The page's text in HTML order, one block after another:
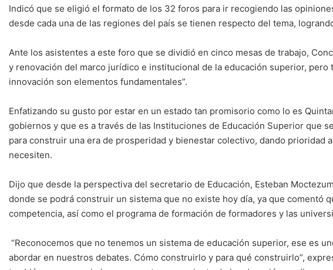
Indicó que se eligió el formato de los 32 foros para ir recogiendo las
desde cada una de las regiones del país se tienen respecto del tema,
Ante los asistentes a este foro que se dividió en cinco mesas de trabajo,
y renovación del marco jurídico e institucional de la educación superior, pero
innovación son elementos fundamentales”.
Enfatizando su gusto por estar en un estado tan promisorio como lo es
gobiernos y que es a través de las Instituciones de Educación Superior que
para construir una era de prosperidad y bienestar colectivo, dando prioridad
necesiten.
Dijo que desde la perspectiva del secretario de Educación, Esteban
donde se podrá construir un sistema que no existe hoy día, ya que comentó
competencia, así como el programa de formación de formadores y las
“Reconocemos que no tenemos un sistema de educación superior, ese es
abordar en nuestros debates. Cómo construirlo y para qué construirlo”,